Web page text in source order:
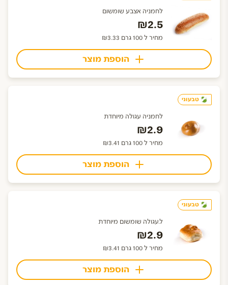
לחמניה אצבע שומשום
₪2.5
מחיר ל 100 גרם ₪3.33
הוספת מוצר
טבעוני
לחמניה עגולה מיוחדת
₪2.9
מחיר ל 100 גרם ₪3.41
הוספת מוצר
טבעוני
ל.עגולה שומשום מיוחדת
₪2.9
מחיר ל 100 גרם ₪3.41
הוספת מוצר